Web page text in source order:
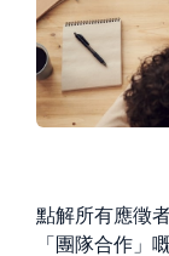
點解所有應徵
「團隊合作」